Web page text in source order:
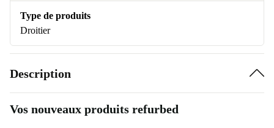
Type de produits
Droitier
Description
Vos nouveaux produits refurbed